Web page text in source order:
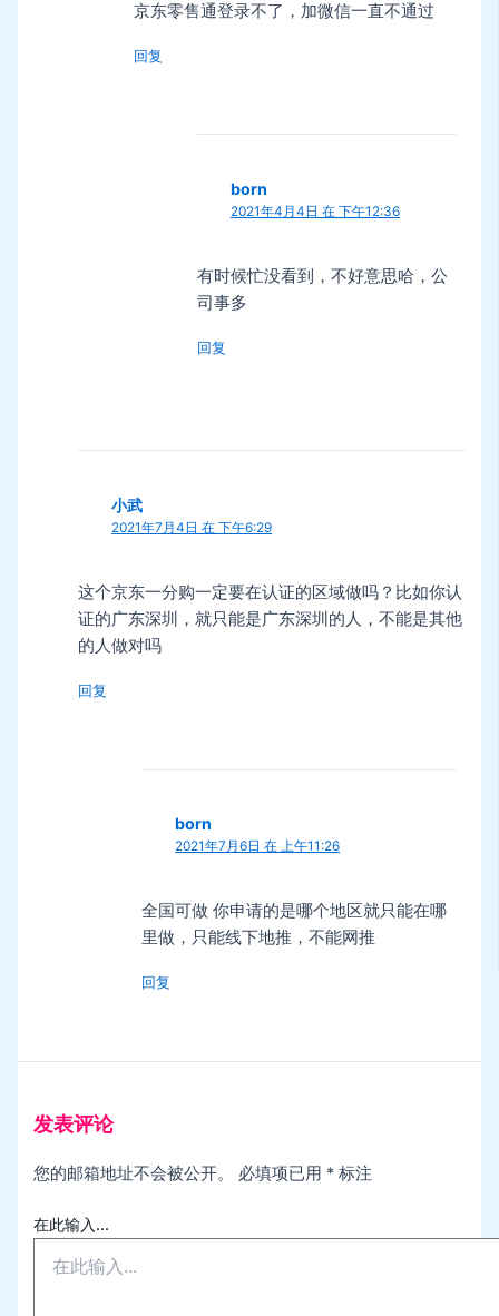
京东零售通登录不了，加微信一直不通过
回复
born
2021年4月4日 在 下午12:36
有时候忙没看到，不好意思哈，公
司事多
回复
小武
2021年7月4日 在 下午6:29
这个京东一分购一定要在认证的区域做吗？比如你认
证的广东深圳，就只能是广东深圳的人，不能是其他
的人做对吗
回复
born
2021年7月6日 在 上午11:26
全国可做 你申请的是哪个地区就只能在哪
里做，只能线下地推，不能网推
回复
发表评论
您的邮箱地址不会被公开。 必填项已用 * 标注
在此输入...